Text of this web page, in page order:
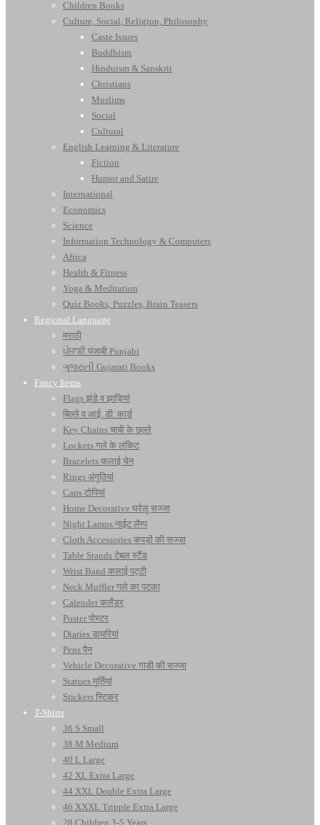
Children Books
Culture, Social, Religion, Philosophy
Caste Issues
Buddhism
Hinduism & Sanskrit
Christians
Muslims
Social
Cultural
English Learning & Literature
Fiction
Humor and Satire
International
Economics
Science
Information Technology & Computers
Africa
Health & Fitness
Yoga & Meditation
Quiz Books, Puzzles, Brain Teasers
Regional Language
मराठी
ਪੰਜਾਬੀ पंजाबी Punjabi
ગુજરાતી Gujarati Books
Fancy Items
Flags झंडे व झाड़ियां
बिल्ले व आई. डी. कार्ड
Key Chains चाबी के छल्ले
Lockets गले के लॉकेट
Bracelets कलाई चेन
Rings अंगूठियां
Caps टोपियां
Home Decorative घरेलू सज्जा
Night Lamps नाईट लैम्प
Cloth Accessories कपड़ों की सज्जा
Table Stands टेबल स्टैंड
Wrist Band कलाई पट्टी
Neck Muffler गले का पटका
Calender कलैंडर
Poster पोस्टर
Diaries डायरियां
Pens पैन
Vehicle Decorative गाडी की सज्जा
Statues मूर्तियां
Stickers स्टिकर
T-Shirts
36 S Small
38 M Medium
40 L Large
42 XL Extra Large
44 XXL Double Extra Large
46 XXXL Tripple Extra Large
28 Children 3-5 Years